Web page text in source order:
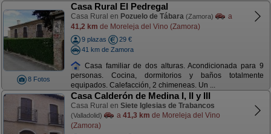
8 Fotos
Casa Rural El Pedregal
Casa Rural en Pozuelo de Tábara (Zamora)
a
41,2 km de Moreleja del Vino (Zamora)
9 plazas
29 €
41 km de Zamora
Casa familiar de dos alturas. Acondicionada para 9
personas. Cocina, dormitorios y baños totalmente
equipados. Calefacción, 2 chimeneas. Un ...
Casa Calderón de Medina I, II y III
Casa Rural en Siete Iglesias de Trabancos
(Valladolid) a 41,3 km de Moreleja del Vino
(Zamora)